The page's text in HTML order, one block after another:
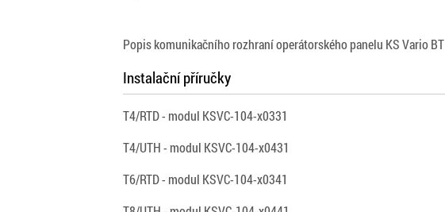
Popis komunikačního rozhraní operátorského panelu KS Vario BT
Instalační příručky
T4/RTD - modul KSVC-104-x0331
T4/UTH - modul KSVC-104-x0431
T6/RTD - modul KSVC-104-x0341